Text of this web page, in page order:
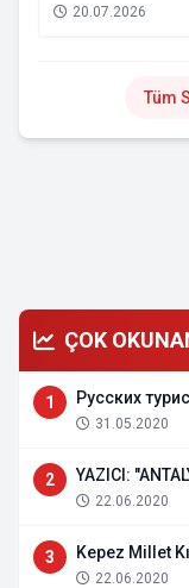
20.07.2026
Tüm
ÇOK
1 Русских
31.05.2020
2 YAZICI:
22.06.2020
3 Kepez Millet
22.06.2020